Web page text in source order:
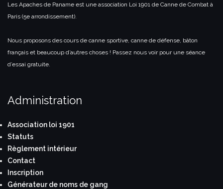
Les Apaches de Paname est une association Loi 1901 de Canne de Combat à
Paris (5e arrondissement).
Nous proposons des cours de canne sportive, canne de défense, bâton
français et beaucoup d’autres choses ! Passez nous voir pour une séance
d’essai gratuite.
Administration
Association loi 1901
Statuts
Règlement intérieur
Contact
Inscription
Générateur de noms de gang